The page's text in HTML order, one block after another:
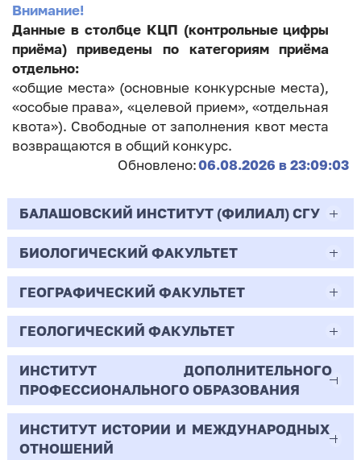
Внимание!
Данные в столбце КЦП (контрольные цифры
приёма) приведены по категориям приёма
отдельно:
«общие места» (основные конкурсные места),
«особые права», «целевой прием», «отдельная
квота»). Свободные от заполнения квот места
возвращаются в общий конкурс.
Обновлено:06.08.2026 в 23:09:03
БАЛАШОВСКИЙ ИНСТИТУТ (ФИЛИАЛ) СГУ
44.03.02
Психолого-педагогическое образование
Очная | Бакалавр
Всего бюджетных мест - 10
Бюджет/
Общие места
Профиль: Практическая
психология образования
БИОЛОГИЧЕСКИЙ ФАКУЛЬТЕТ
06.03.01
Биология
Очная | Бакалавр
Всего бюджетных мест - 50
Бюджет/Общие места
ГЕОГРАФИЧЕСКИЙ ФАКУЛЬТЕТ
05.03.02
География
Очная | Бакалавр
Всего бюджетных мест - 15
ГЕОЛОГИЧЕСКИЙ ФАКУЛЬТЕТ
05.03.01
Геология
Очная | Бакалавр
ИНСТИТУТ ДОПОЛНИТЕЛЬНОГО
ПРОФЕССИОНАЛЬНОГО ОБРАЗОВАНИЯ
38.03.02
ИНСТИТУТ ИСТОРИИ И МЕЖДУНАРОДНЫХ
ОТНОШЕНИЙ